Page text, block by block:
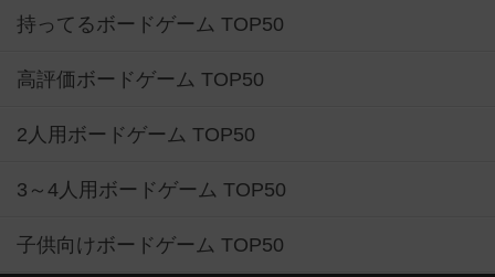
持ってるボードゲーム TOP50
高評価ボードゲーム TOP50
2人用ボードゲーム TOP50
3～4人用ボードゲーム TOP50
子供向けボードゲーム TOP50